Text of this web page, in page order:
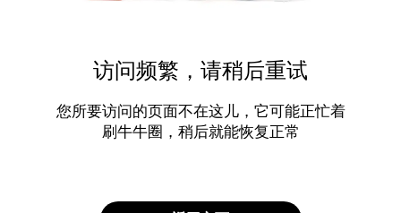
访问频繁，请稍后重试
您所要访问的页面不在这儿，它可能正忙着
刷牛牛圈，稍后就能恢复正常